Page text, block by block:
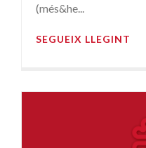
(més&he...
SEGUEIX LLEGINT